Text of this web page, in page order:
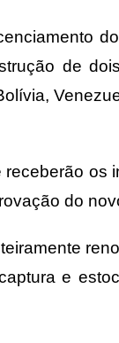
de
os
do
e